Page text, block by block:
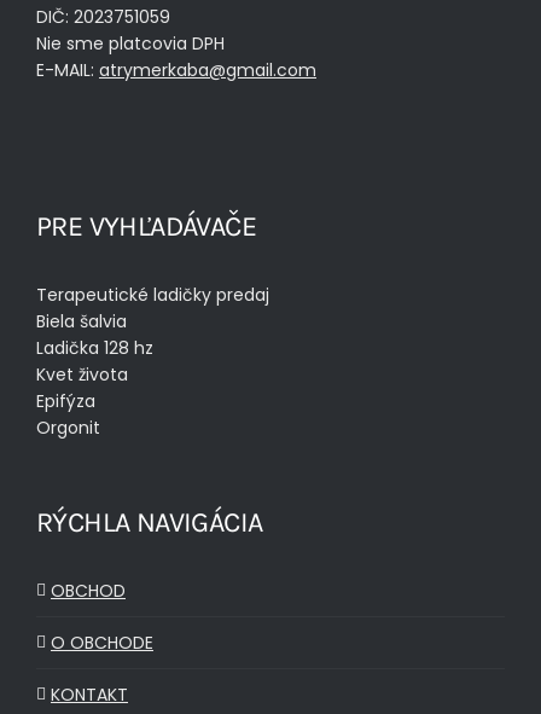
DIČ: 2023751059
Nie sme platcovia DPH
E-MAIL: atrymerkaba@gmail.com
PRE VYHĽADÁVAČE
Terapeutické ladičky predaj
Biela šalvia
Ladička 128 hz
Kvet života
Epifýza
Orgonit
RÝCHLA NAVIGÁCIA
OBCHOD
O OBCHODE
KONTAKT